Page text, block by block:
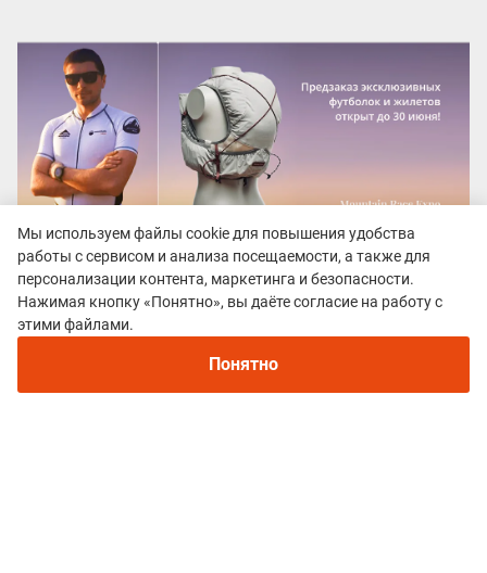
Все гонки
"ВЫЗОВ АРКТИКИ. КРАЙ ЗЕМЛИ"
Мы используем файлы cookie для повышения удобства
работы с сервисом и анализа посещаемости, а также для
персонализации контента, маркетинга и безопасности.
Нажимая кнопку «Понятно», вы даёте согласие на работу с
этими файлами.
Понятно